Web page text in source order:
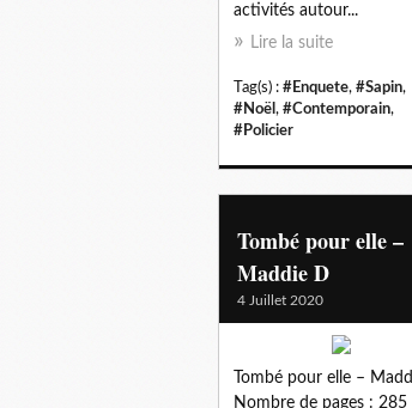
activités autour...
Lire la suite
Tag(s) : #Enquete, #Sapin,
#Noël , #Contemporain,
#Policier
Tombé pour elle –
Maddie D
4 Juillet 2020
Tombé pour elle –
Nombre de pages : 285